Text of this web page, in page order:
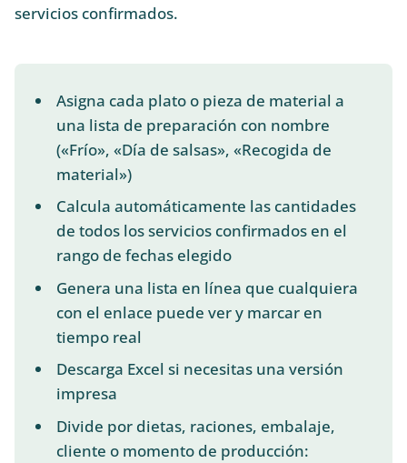
servicios confirmados.
Asigna cada plato o pieza de material a
una lista de preparación con nombre
(«Frío», «Día de salsas», «Recogida de
material»)
Calcula automáticamente las cantidades
de todos los servicios confirmados en el
rango de fechas elegido
Genera una lista en línea que cualquiera
con el enlace puede ver y marcar en
tiempo real
Descarga Excel si necesitas una versión
impresa
Divide por dietas, raciones, embalaje,
cliente o momento de producción: